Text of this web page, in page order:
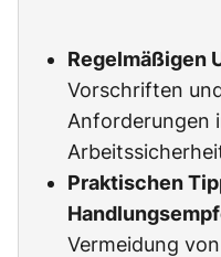
Regelmäßigen
Vorschriften
Anforderungen
Praktischen
Vermeidung